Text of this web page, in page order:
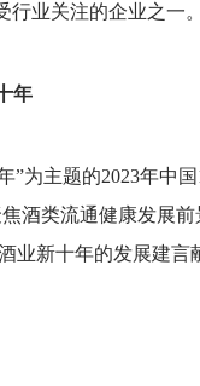
业关注的企业之一。
年
”为主题的2023年中
酒类流通健康发展前
业新十年的发展建言